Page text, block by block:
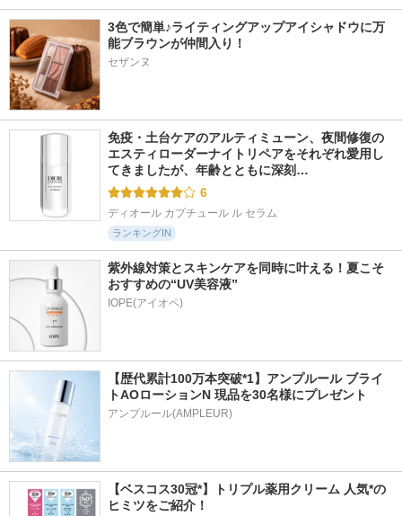
3色で簡単♪ライティングアップアイシャドウに万
能ブラウンが仲間入り！
セザンヌ
免疫・土台ケアのアルティミューン、夜間修復の
エスティローダーナイトリペアをそれぞれ愛用し
てきましたが、年齢とともに深刻…
6
ディオール カプチュール ル セラム
ランキングIN
紫外線対策とスキンケアを同時に叶える！夏こそ
おすすめの“UV美容液”
IOPE(アイオペ)
【歴代累計100万本突破*1】アンプルール ブライ
トAOローションN 現品を30名様にプレゼント
アンプルール(AMPLEUR)
【ベスコス30冠*】トリプル薬用クリーム 人気*の
ヒミツをご紹介！